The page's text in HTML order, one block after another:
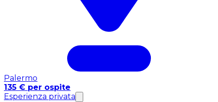
Palermo
135 € per ospite
Esperienza privata